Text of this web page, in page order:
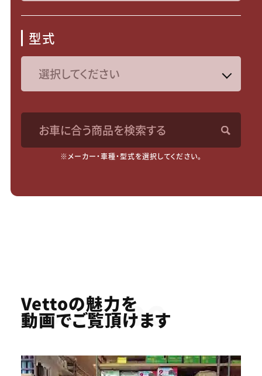
型式
お車に合う商品を検索する
※メーカー・車種・型式を選択してください。
Youtube
Vettoの魅力を
動画でご覧頂けます